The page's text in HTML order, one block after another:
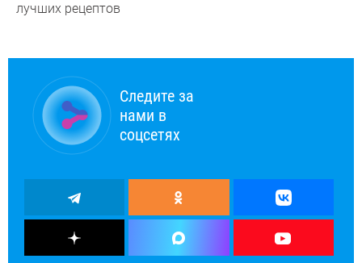
лучших рецептов
Следите за
нами в
соцсетях